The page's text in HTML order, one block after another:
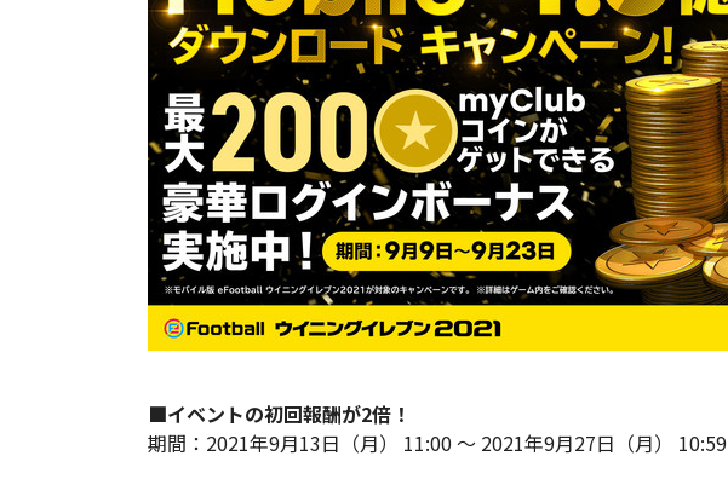
■イベントの初回報酬が2倍！
期間：2021年9月13日（月） 11:00 ～ 2021年9月27日（月） 10:59